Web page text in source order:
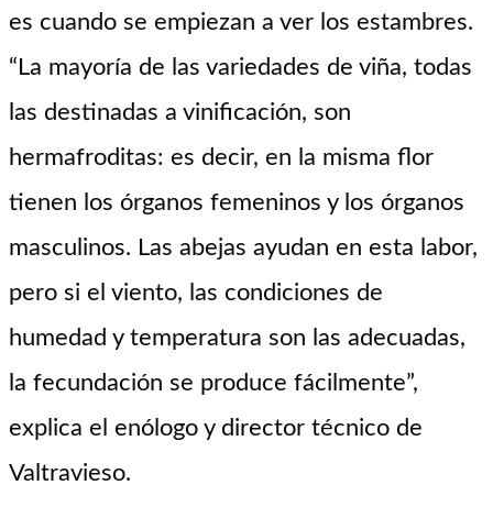
es cuando se empiezan a ver los estambres.
“La mayoría de las variedades de viña, todas
las destinadas a vinificación, son
hermafroditas: es decir, en la misma flor
tienen los órganos femeninos y los órganos
masculinos. Las abejas ayudan en esta labor,
pero si el viento, las condiciones de
humedad y temperatura son las adecuadas,
la fecundación se produce fácilmente”,
explica el enólogo y director técnico de
Valtravieso.